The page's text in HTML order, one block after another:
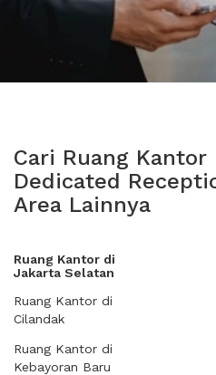
Cari Ruang
Dedicated
Area Lainnya
Ruang Kantor di
Jakarta Selatan
Ruang Kantor di
Cilandak
Ruang Kantor di
Kebayoran Baru